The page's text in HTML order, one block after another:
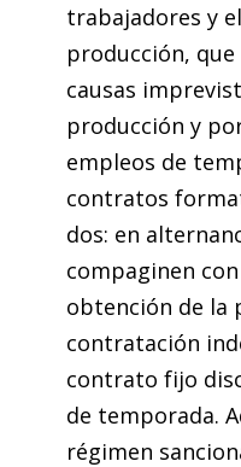
trabajadores y
producción,
causas
producción y
empleos de
contratos
dos: en
compaginen
obtención de la
contratación
contrato fijo
de temporada.
régimen